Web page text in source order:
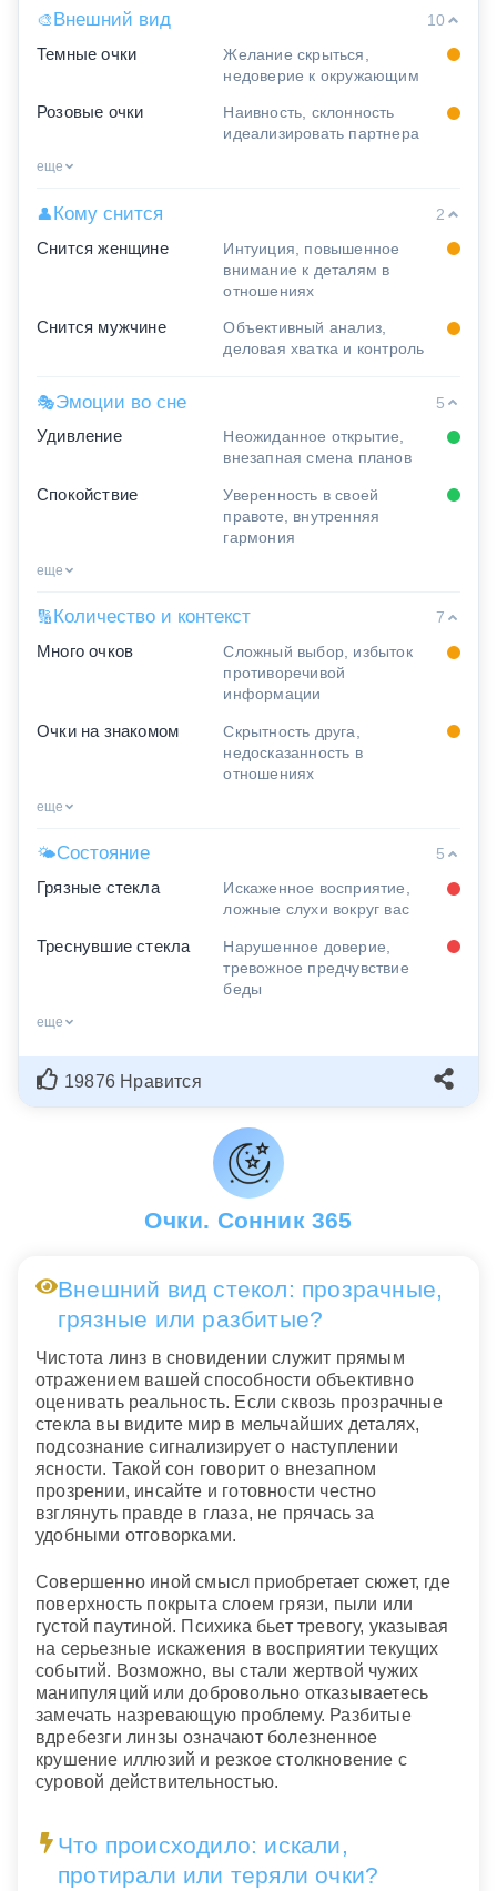
🎨Внешний вид
10
Темные очки
Желание скрыться,
недоверие к окружающим
Розовые очки
Наивность, склонность
идеализировать партнера
еще
👤Кому снится
2
Снится женщине
Интуиция, повышенное
внимание к деталям в
отношениях
Снится мужчине
Объективный анализ,
деловая хватка и контроль
🎭Эмоции во сне
5
Удивление
Неожиданное открытие,
внезапная смена планов
Спокойствие
Уверенность в своей
правоте, внутренняя
гармония
еще
🔢 Количество и контекст
7
Много очков
Сложный выбор, избыток
противоречивой
информации
Очки на знакомом
Скрытность друга,
недосказанность в
отношениях
еще
🌤Состояние
5
Грязные стекла
Искаженное восприятие,
ложные слухи вокруг вас
Треснувшие стекла
Нарушенное доверие,
тревожное предчувствие
беды
еще
19876 Нравится
Очки. Сонник 365
Внешний вид стекол: прозрачные,
грязные или разбитые?
Чистота линз в сновидении служит прямым
отражением вашей способности объективно
оценивать реальность. Если сквозь прозрачные
стекла вы видите мир в мельчайших деталях,
подсознание сигнализирует о наступлении
ясности. Такой сон говорит о внезапном
прозрении, инсайте и готовности честно
взглянуть правде в глаза, не прячась за
удобными отговорками.
Совершенно иной смысл приобретает сюжет, где
поверхность покрыта слоем грязи, пыли или
густой паутиной. Психика бьет тревогу, указывая
на серьезные искажения в восприятии текущих
событий. Возможно, вы стали жертвой чужих
манипуляций или добровольно отказываетесь
замечать назревающую проблему. Разбитые
вдребезги линзы означают болезненное
крушение иллюзий и резкое столкновение с
суровой действительностью.
Что происходило: искали,
протирали или теряли очки?